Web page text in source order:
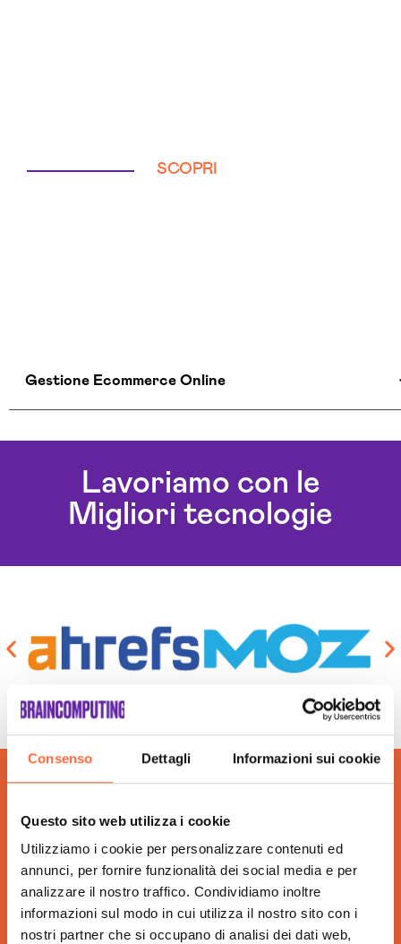
Consenso Dettagli Informazioni sui cookie
Questo sito web utilizza i cookie
Utilizziamo i cookie per personalizzare contenuti ed
annunci, per fornire funzionalità dei social media e per
analizzare il nostro traffico. Condividiamo inoltre
informazioni sul modo in cui utilizza il nostro sito con i
nostri partner che si occupano di analisi dei dati web,
SCOPRI
Gestione Ecommerce Online
Gestione Ecommerce Online Milano
Gestione Ecommerce Online Salerno
Gestione Ecommerce Online Torino
Lavoriamo con le
Migliori tecnologie